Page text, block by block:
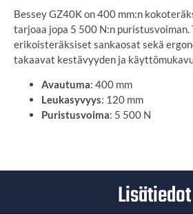
Bessey GZ40K on 400 mm:n
tarjoaa jopa 5 500 N:n
erikoisteräksiset sankaosat sekä
takaavat kestävyyden ja
Avautuma: 400 mm
Leukasyvyys: 120 mm
Puristusvoima: 5 500 N
Lisätiedot